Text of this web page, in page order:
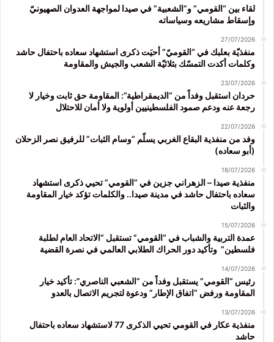
لقاء بين “القومي” و”الشعبية” في صيدا لمواجهة العدوان الصهيونيّ
وإسقاط مشاريعه وسياساته
27/07/2026
منفذيّة بعلبك في “القوميّ” أحيَت ذكرى استشهاد سعاده باحتفال حاشد
وكلمات أكدت التمسّك بثلاثيّة الشعب والجيش والمقاومة
23/07/2026
حردان استقبل وفداً من “الديمقراطية”: المقاومة حق ثابت وخيار لا
رجعة عنه ودعم صمود الفلسطينيين أولوية ولا أمان للاحتلال
22/07/2026
وفد من منفذية البقاع الغربي يسلّم “وسام الثبات” للرفيق نصر الزحلان
(أبو سعاده)
18/07/2026
منفذية صيدا – الزهراني جزين في “القومي” تحيي ذكرى استشهاد
سعاده باحتفال حاشد في مدينة صيدا.. والكلمات تؤكد خيار المقاومة
والثبات
15/07/2026
عمدة التربية والشباب في “القومي” تستقبل “الاتحاد العام لطلبة
فلسطين” وتأكيد دور الحراك الطلابي العالمي في نصرة القضية
14/07/2026
رئيس “القومي” يستقبل وفداً من “الشعبي الناصري”: تأكيد خيار
المقاومة ورفض “اتفاق الإطار” ودعوة لتجريم الاتصال بالعدو
13/07/2026
منفذية عكار في القومي تحيي الذكرى 77 لاستشهاد سعاده باحتفال
حاشد